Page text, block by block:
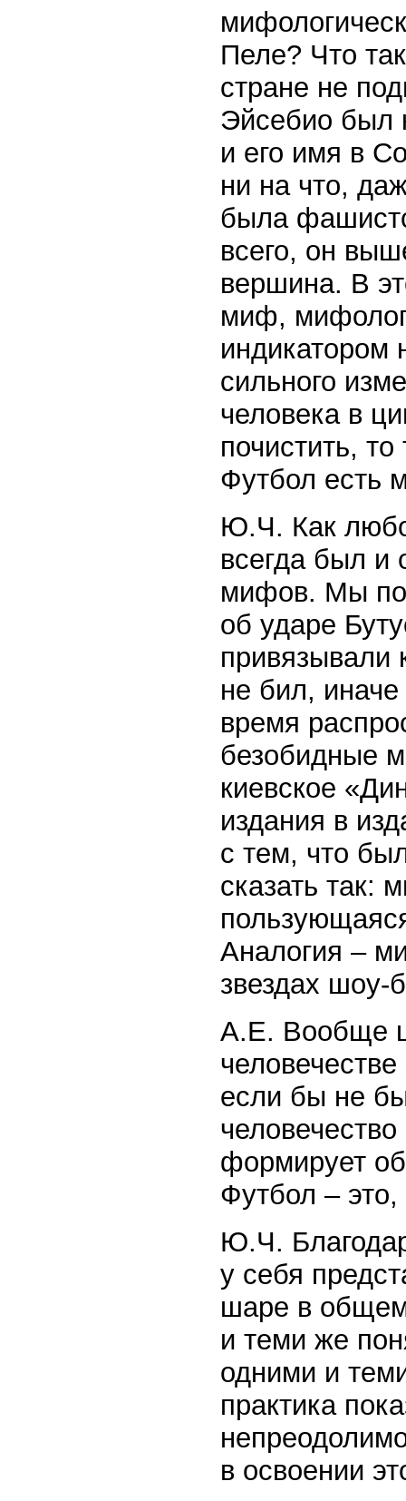
Пеле? Что
стране не
Эйсебио был
и его имя в
ни на что,
была
всего, он
вершина. В
миф,
индикатором
сильного
человека в
почистить,
Футбол есть
Ю.Ч. Как
всегда был и
мифов. Мы
об ударе
привязывали
не бил,
время
безобидные
киевское
издания в
с тем, что
сказать так:
Аналогия –
звездах шоу-
А.Е. Вообще
если бы не
формирует
Футбол –
Ю.Ч.
у себя
шаре в
и теми же
одними и
практика
в освоении